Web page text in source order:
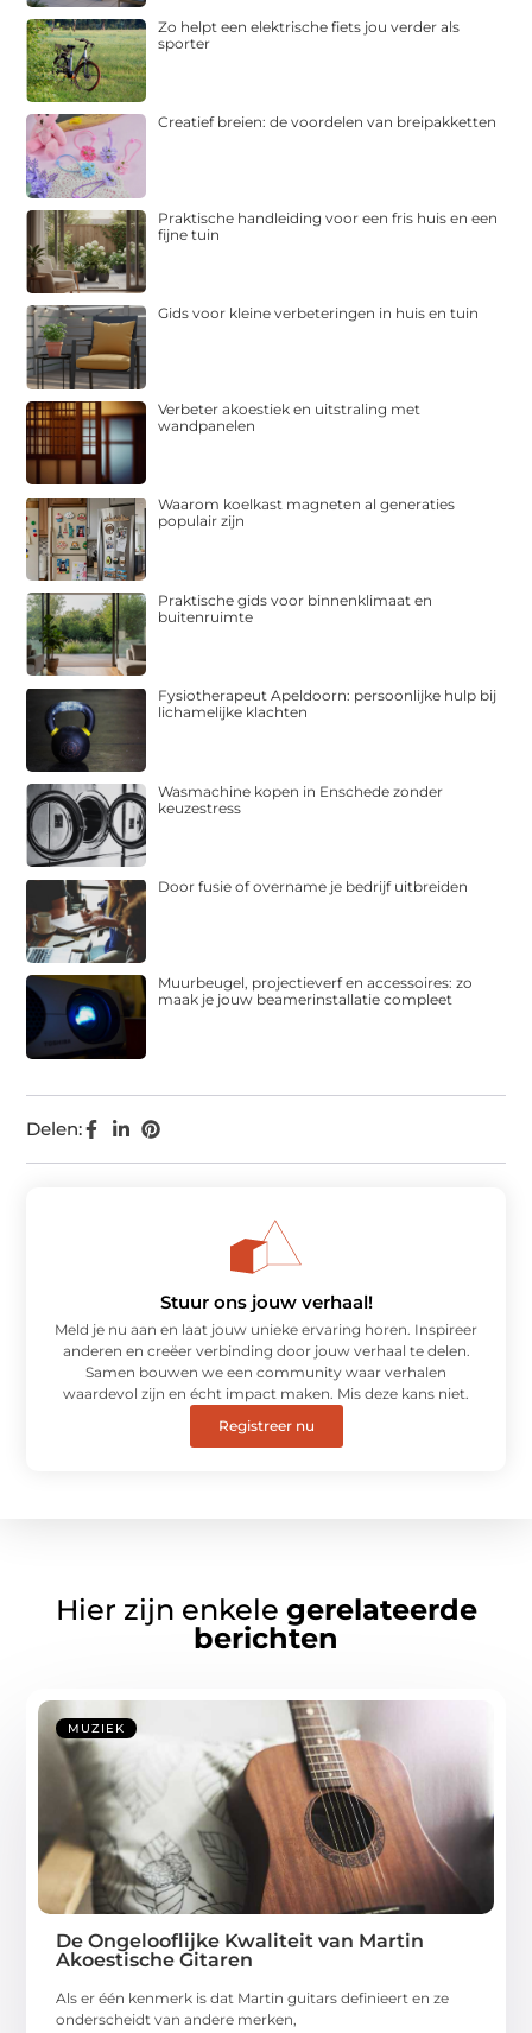
Delen:
Zo helpt een elektrische fiets jou verder als
sporter
Creatief breien: de voordelen van breipakketten
Praktische handleiding voor een fris huis en een
fijne tuin
Gids voor kleine verbeteringen in huis en tuin
Verbeter akoestiek en uitstraling met
wandpanelen
Waarom koelkast magneten al generaties
populair zijn
Praktische gids voor binnenklimaat en
buitenruimte
Fysiotherapeut Apeldoorn: persoonlijke hulp bij
lichamelijke klachten
Wasmachine kopen in Enschede zonder
keuzestress
Door fusie of overname je bedrijf uitbreiden
Muurbeugel, projectieverf en accessoires: zo
maak je jouw beamerinstallatie compleet
Stuur ons jouw verhaal!
Meld je nu aan en laat jouw unieke ervaring horen. Inspireer
anderen en creëer verbinding door jouw verhaal te delen.
Samen bouwen we een community waar verhalen
waardevol zijn en écht impact maken. Mis deze kans niet.
Registreer nu
Hier zijn enkele gerelateerde
berichten
MUZIEK
De Ongelooflijke Kwaliteit van Martin
Akoestische Gitaren
Als er één kenmerk is dat Martin guitars definieert en ze
onderscheidt van andere merken,